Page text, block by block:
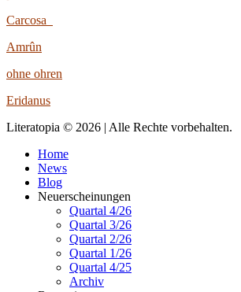
Carcosa
Amrûn
ohne ohren
Eridanus
Literatopia © 2026 | Alle Rechte vorbehalten.
Home
News
Blog
Neuerscheinungen
Quartal 4/26
Quartal 3/26
Quartal 2/26
Quartal 1/26
Quartal 4/25
Archiv